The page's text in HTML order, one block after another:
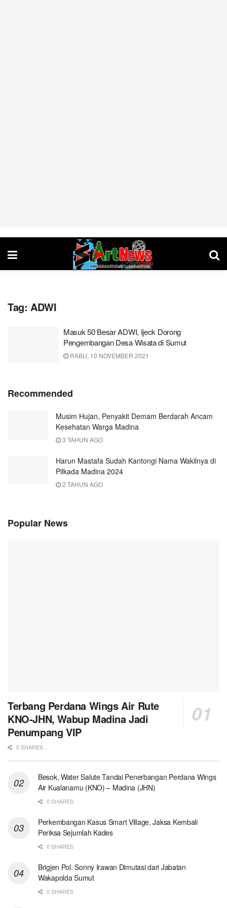
Tag: ADWI
Masuk 50 Besar ADWI, Ijeck Dorong
Pengembangan Desa Wisata di Sumut
RABU, 10 NOVEMBER 2021
Recommended
Musim Hujan, Penyakit Demam Berdarah Ancam
Kesehatan Warga Madina
3 TAHUN AGO
Harun Mastafa Sudah Kantongi Nama Wakilnya di
Pilkada Madina 2024
2 TAHUN AGO
Popular News
Terbang Perdana Wings Air Rute
KNO-JHN, Wabup Madina Jadi
Penumpang VIP
0 SHARES
Besok, Water Salute Tandai Penerbangan Perdana Wings
Air Kualanamu (KNO) – Madina (JHN)
0 SHARES
Perkembangan Kasus Smart Village, Jaksa Kembali
Periksa Sejumlah Kades
0 SHARES
Brigjen Pol. Sonny Irawan Dimutasi dari Jabatan
Wakapolda Sumut
0 SHARES